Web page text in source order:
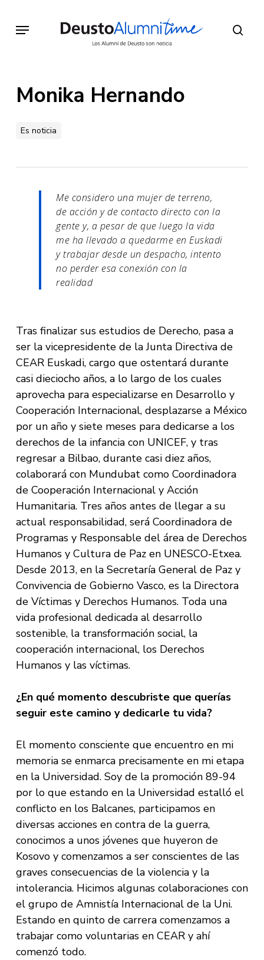
main
Menu
Monika Hernando
Es noticia
Me considero una mujer de terreno,
de acción y de contacto directo con la
gente y, a pesar de que luego la vida
me ha llevado a quedarme en Euskadi
y trabajar desde un despacho, intento
no perder esa conexión con la
realidad
Tras finalizar sus estudios de Derecho, pasa a
ser la vicepresidente de la Junta Directiva de
CEAR Euskadi, cargo que ostentará durante
casi dieciocho años, a lo largo de los cuales
aprovecha para especializarse en Desarrollo y
Cooperación Internacional, desplazarse a México
por un año y siete meses para dedicarse a los
derechos de la infancia con UNICEF, y tras
regresar a Bilbao, durante casi diez años,
colaborará con Mundubat como Coordinadora
de Cooperación Internacional y Acción
Humanitaria. Tres años antes de llegar a su
actual responsabilidad, será Coordinadora de
Programas y Responsable del área de Derechos
Humanos y Cultura de Paz en UNESCO-Etxea.
Desde 2013, en la Secretaría General de Paz y
Convivencia de Gobierno Vasco, es la Directora
de Víctimas y Derechos Humanos. Toda una
vida profesional dedicada al desarrollo
sostenible, la transformación social, la
cooperación internacional, los Derechos
Humanos y las víctimas.
¿En qué momento descubriste que querías
seguir este camino y dedicarle tu vida?
El momento consciente que encuentro en mi
memoria se enmarca precisamente en mi etapa
en la Universidad. Soy de la promoción 89-94
por lo que estando en la Universidad estalló el
conflicto en los Balcanes, participamos en
diversas acciones en contra de la guerra,
conocimos a unos jóvenes que huyeron de
Kosovo y comenzamos a ser conscientes de las
graves consecuencias de la violencia y la
intolerancia. Hicimos algunas colaboraciones con
el grupo de Amnistía Internacional de la Uni.
Estando en quinto de carrera comenzamos a
trabajar como voluntarias en CEAR y ahí
comenzó todo.